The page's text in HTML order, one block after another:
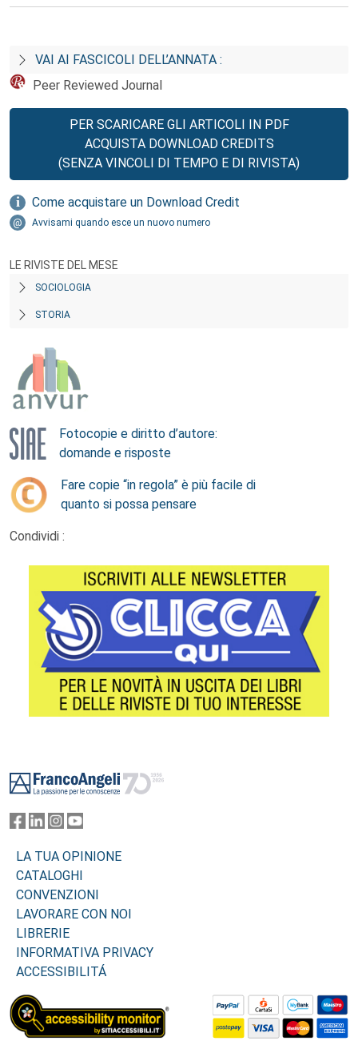
VAI AI FASCICOLI DELL’ANNATA :
Peer Reviewed Journal
PER SCARICARE GLI ARTICOLI IN PDF
ACQUISTA DOWNLOAD CREDITS
(SENZA VINCOLI DI TEMPO E DI RIVISTA)
Come acquistare un Download Credit
Avvisami quando esce un nuovo numero
LE RIVISTE DEL MESE
SOCIOLOGIA
STORIA
Fotocopie e diritto d’autore:
domande e risposte
Fare copie “in regola” è più facile di
quanto si possa pensare
Condividi :
LA TUA OPINIONE
CATALOGHI
CONVENZIONI
LAVORARE CON NOI
LIBRERIE
INFORMATIVA PRIVACY
ACCESSIBILITÁ